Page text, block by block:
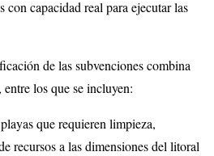
con capacidad real para ejecutar las
de las subvenciones combina
los que se incluyen:
que requieren limpieza,
recursos a las dimensiones del litoral